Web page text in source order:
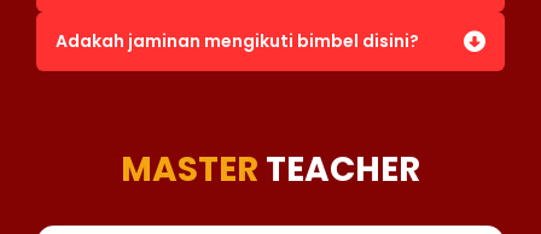
Adakah jaminan mengikuti bimbel disini?
MASTER TEACHER